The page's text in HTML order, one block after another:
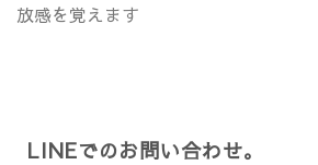
放感を覚えます
LINEでのお問い合わせ。